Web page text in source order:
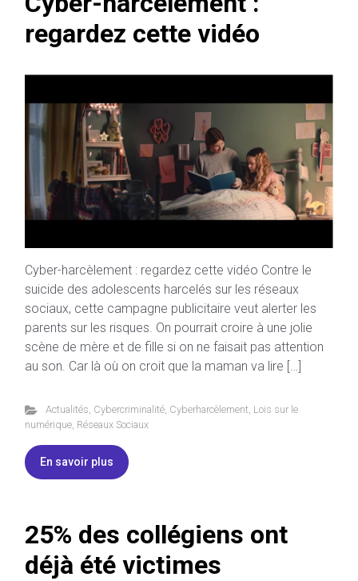
regardez cette vidéo
Cyber-harcèlement : regardez cette vidéo Contre le
suicide des adolescents harcelés sur les réseaux
sociaux, cette campagne publicitaire veut alerter les
parents sur les risques. On pourrait croire à une jolie
scène de mère et de fille si on ne faisait pas attention
au son. Car là où on croit que la maman va lire […]
Actualités Cybercriminalité, Cyberharcèlement Lois sur le
numérique Réseaux Sociaux
En savoir plus
25% des collégiens ont
déjà été victimes